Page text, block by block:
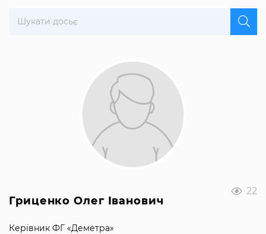
22
Гриценко Олег Іванович
Керівник ФГ «Деметра»